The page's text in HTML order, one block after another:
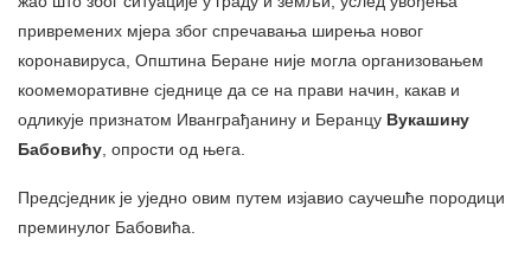
привремених мјера због спречавања ширења новог
коронавируса, Општина Беране није могла организовањем
коомеморативне сједнице да се на прави начин, какав и
одликује признатом Иванграђанину и Беранцу Вукашину
Бабовићу, опрости од њега.
Предсједник је уједно овим путем изјавио саучешће породици
преминулог Бабовића.